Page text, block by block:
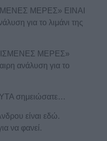
ΜΕΡΕΣ» ΕΙΝΑΙ
για το λιμάνι της
ΜΕΡΕΣ»
ανάλυση για το
σημειώσατε…
είναι εδώ.
να φανεί.